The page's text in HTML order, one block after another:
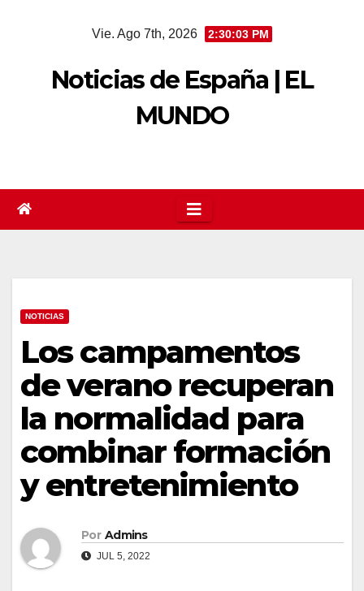
Vie. Ago 7th, 2026 2:30:03 PM
Noticias de España | EL
MUNDO
NOTICIAS
Los campamentos
de verano recuperan
la normalidad para
combinar formación
y entretenimiento
Por Admins
JUL 5, 2022